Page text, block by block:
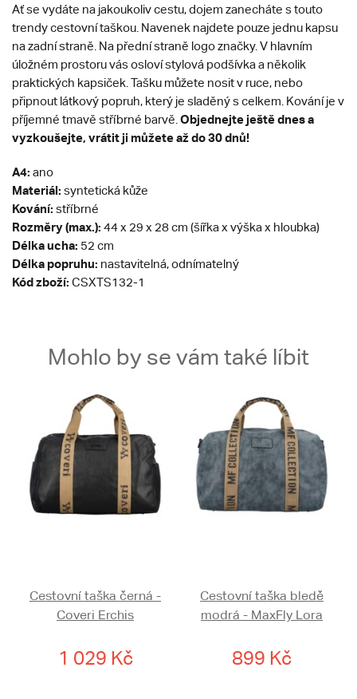
Ať se vydáte na jakoukoliv cestu, dojem zanecháte s touto
trendy cestovní taškou. Navenek najdete pouze jednu kapsu
na zadní straně. Na přední straně logo značky. V hlavním
úložném prostoru vás osloví stylová podšívka a několik
praktických kapsiček. Tašku můžete nosit v ruce, nebo
připnout látkový popruh, který je sladěný s celkem. Kování je v
příjemné tmavě stříbrné barvě. Objednejte ještě dnes a
vyzkoušejte, vrátit ji můžete až do 30 dnů!
A4: ano
Materiál: syntetická kůže
Kování: stříbrné
Rozměry (max.): 44 x 29 x 28 cm (šířka x výška x hloubka)
Délka ucha: 52 cm
Délka popruhu: nastavitelná, odnímatelný
Kód zboží: CSXTS132-1
Mohlo by se vám také líbit
Cestovní taška černá -
Coveri Erchis
1 029 Kč
Cestovní taška bledě
modrá - MaxFly Lora
899 Kč